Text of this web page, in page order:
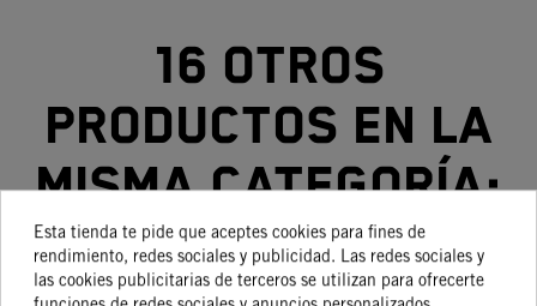
16 otros
productos en la
misma categoría:
Esta tienda te pide que aceptes cookies para fines de
rendimiento, redes sociales y publicidad. Las redes sociales y
las cookies publicitarias de terceros se utilizan para ofrecerte